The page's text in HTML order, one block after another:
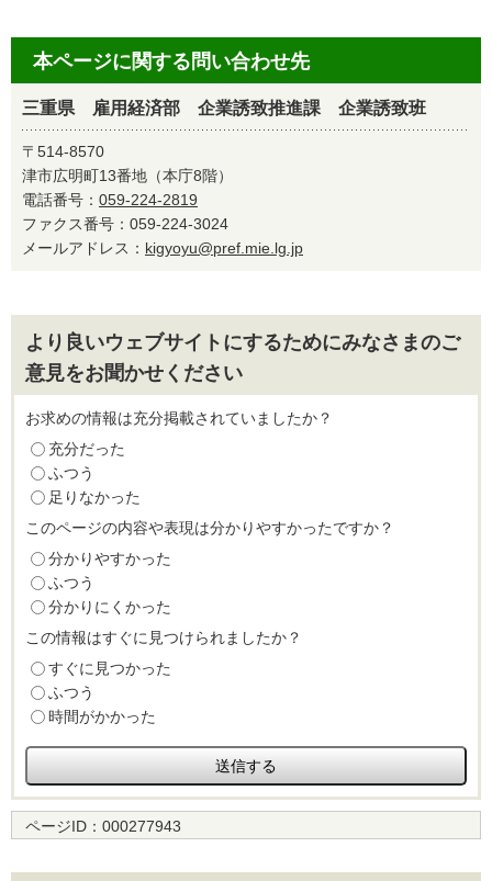
本ページに関する問い合わせ先
三重県 雇用経済部 企業誘致推進課 企業誘致班
〒514-8570
津市広明町13番地（本庁8階）
電話番号： 059-224-2819
ファクス番号：059-224-3024
メールアドレス： kigyoyu@pref.mie.lg.jp
より良いウェブサイトにするためにみなさまのご
意見をお聞かせください
お求めの情報は充分掲載されていましたか？
充分だった
ふつう
足りなかった
このページの内容や表現は分かりやすかったですか？
分かりやすかった
ふつう
分かりにくかった
この情報はすぐに見つけられましたか？
すぐに見つかった
ふつう
時間がかかった
ページID： 000277943